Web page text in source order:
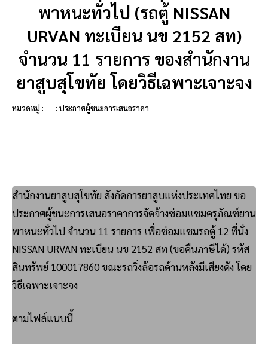
พาหนะทั่วไป (รถตู้ NISSAN
URVAN ทะเบียน นข 2152 สท)
จำนวน 11 รายการ ของสำนักงาน
ยาสูบสุโขทัย โดยวิธีเฉพาะเจาะจง
หมวดหมู่ : : ประกาศผู้ชนะการเสนอราคา
สำนักงานยาสูบสุโขทัย สังกัดการยาสูบแห่งประเทศไทย ขอ
ประกาศผู้ชนะการเสนอราคาการจัดจ้างซ่อมแซมครุภัณฑ์ยาน
พาหนะทั่วไป จำนวน 11 รายการ เพื่อซ่อมแซมรถตู้ 12 ที่นั่ง
NISSAN URVAN ทะเบียน นข 2152 สท (ขอคืนภาษีได้) รหัส
สินทรัพย์ 100017860 ขณะรถวิ่งล้อรถด้านหลังมีเสียงดัง โดย
วิธีเฉพาะเจาะจง
ตามไฟล์แนบนี้